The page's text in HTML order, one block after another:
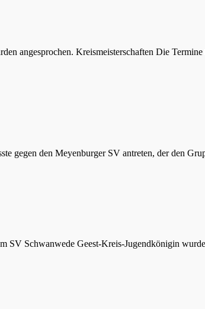
angesprochen. Kreismeisterschaften Die
gegen den Meyenburger SV antreten, der den
Schwanwede Geest-Kreis-Jugendkönigin